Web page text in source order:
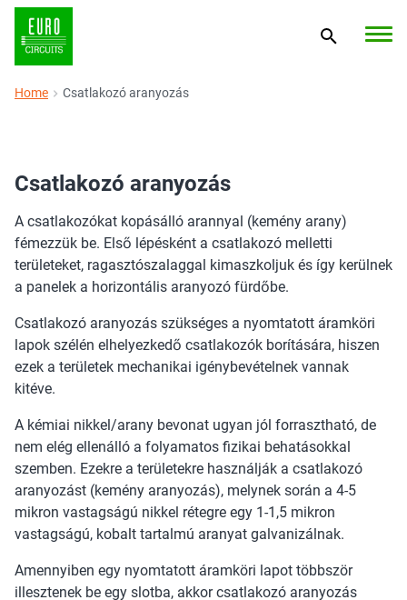
Home Csatlakozó aranyozás
Csatlakozó aranyozás
A csatlakozókat kopásálló arannyal (kemény arany)
fémezzük be. Első lépésként a csatlakozó melletti
területeket, ragasztószalaggal kimaszkoljuk és így kerülnek
a panelek a horizontális aranyozó fürdőbe.
Csatlakozó aranyozás szükséges a nyomtatott áramköri
lapok szélén elhelyezkedő csatlakozók borítására, hiszen
ezek a területek mechanikai igénybevételnek vannak
kitéve.
A kémiai nikkel/arany bevonat ugyan jól forrasztható, de
nem elég ellenálló a folyamatos fizikai behatásokkal
szemben. Ezekre a területekre használják a csatlakozó
aranyozást (kemény aranyozás), melynek során a 4-5
mikron vastagságú nikkel rétegre egy 1-1,5 mikron
vastagságú, kobalt tartalmú aranyat galvanizálnak.
Amennyiben egy nyomtatott áramköri lapot többször
illesztenek be egy slotba, akkor csatlakozó aranyozás